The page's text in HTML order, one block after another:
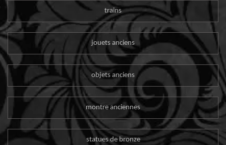
trains
jouets anciens
objets anciens
montre anciennes
statues de bronze